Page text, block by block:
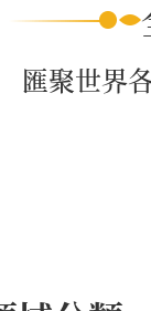
匯聚世界